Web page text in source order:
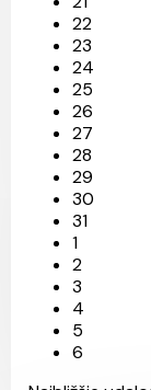
22
23
24
25
26
27
28
29
30
31
1
2
3
4
5
6